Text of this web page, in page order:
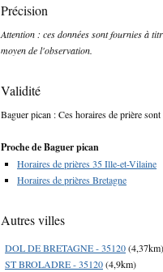
Précision
Attention : ces données sont fournies à
moyen de l'observation.
Validité
Baguer pican : Ces horaires de prière
Proche de Baguer pican
Horaires de prières 35 Ille-et-Vilaine
Horaires de prières Bretagne
Autres villes
DOL DE BRETAGNE - 35120(4,37km)
ST BROLADRE - 35120(4,9km)